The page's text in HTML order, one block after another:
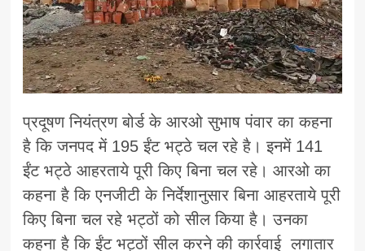
प्रदूषण नियंत्रण बोर्ड के आरओ सुभाष पंवार का कहना
है कि जनपद में 195 ईंट भट्ठे चल रहे है। इनमें 141
ईंट भट्ठे आहरताये पूरी किए बिना चल रहे। आरओ का
कहना है कि एनजीटी के निर्देशानुसार बिना आहरताये पूरी
किए बिना चल रहे भट्ठों को सील किया है। उनका
कहना है कि ईंट भट्ठों सील करने की कार्रवाई लगातार